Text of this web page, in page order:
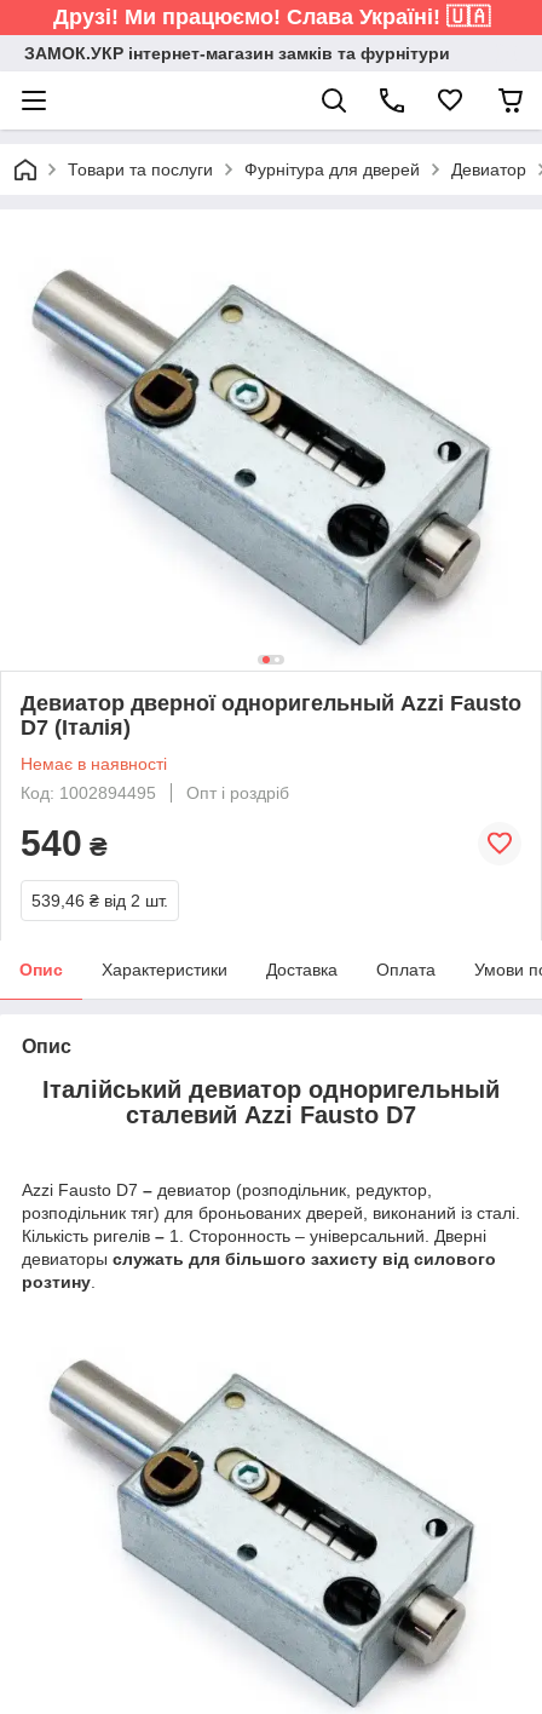
Друзі! Ми працюємо! Слава Україні! 🇺🇦
ЗАМОК.УКР інтернет-магазин замків та фурнітури
Товари та послуги Фурнітура для дверей Девиатор
Девиатор дверної одноригельный Azzi Fausto
D7 (Італія)
Немає в наявності
Код: 1002894495
Опт і роздріб
540 ₴
539,46 ₴ від 2 шт.
Опис Характеристики Доставка Оплата Умови
Опис
Італійський девиатор одноригельный
сталевий Azzi Fausto D7
Azzi Fausto D7 – девиатор (розподільник, редуктор,
розподільник тяг) для броньованих дверей, виконаний із сталі.
Кількість ригелів – 1. Сторонность – універсальний. Дверні
девиаторы служать для більшого захисту від силового
розтину.